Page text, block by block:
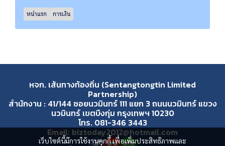
หน้าแรก การเงิน
เว็บไซต์นี้มีการใช้งานคุกกี้ เพื่อเพิ่มประสิทธิภาพและ
หจก. เส้นทางท้องถิ่น (Sentangtongtin Limited
Partnership)
สำนักงาน : 41/144 ซอยนวมินทร์ 111 แยก 3 ถนนนวมินทร์ แขวง
นวมินทร์ เขตบึงกุ่ม กรุงเทพฯ 10230
โทร. 081-346 3443
Email: biztoday2012@hotmail.com